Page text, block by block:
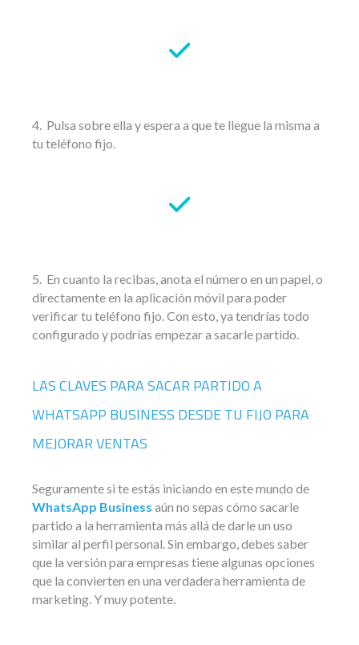
4. Pulsa sobre ella y espera a que te llegue la misma a
tu teléfono fijo.
5. En cuanto la recibas, anota el número en un papel, o
directamente en la aplicación móvil para poder
verificar tu teléfono fijo. Con esto, ya tendrías todo
configurado y podrías empezar a sacarle partido.
LAS CLAVES PARA SACAR PARTIDO A
WHATSAPP BUSINESS DESDE TU FIJO PARA
MEJORAR VENTAS
Seguramente si te estás iniciando en este mundo de
WhatsApp Business aún no sepas cómo sacarle
partido a la herramienta más allá de darle un uso
similar al perfil personal. Sin embargo, debes saber
que la versión para empresas tiene algunas opciones
que la convierten en una verdadera herramienta de
marketing. Y muy potente.